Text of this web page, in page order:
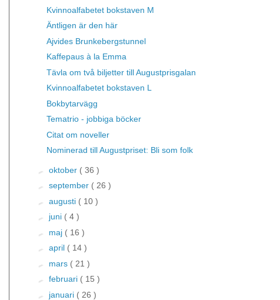
Kvinnoalfabetet bokstaven M
Äntligen är den här
Ajvides Brunkebergstunnel
Kaffepaus à la Emma
Tävla om två biljetter till Augustprisgalan
Kvinnoalfabetet bokstaven L
Bokbytarvägg
Tematrio - jobbiga böcker
Citat om noveller
Nominerad till Augustpriset: Bli som folk
►oktober ( 36 )
►september ( 26 )
►augusti ( 10 )
► juni ( 4 )
► maj ( 16 )
►april ( 14 )
► mars ( 21 )
►februari ( 15 )
► januari ( 26 )